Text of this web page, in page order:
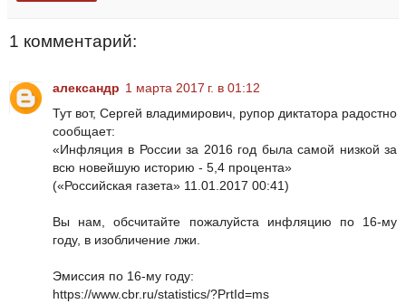
1 комментарий:
александр 1 марта 2017 г. в 01:12
Тут вот, Сергей владимирович, рупор диктатора радостно
сообщает:
«Инфляция в России за 2016 год была самой низкой за
всю новейшую историю - 5,4 процента»
(«Российская газета» 11.01.2017 00:41)
Вы нам, обсчитайте пожалуйста инфляцию по 16-му
году, в изобличение лжи.
Эмиссия по 16-му году:
https://www.cbr.ru/statistics/?PrtId=ms